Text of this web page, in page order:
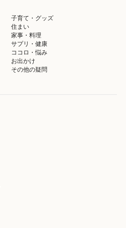
子育て・グッズ
住まい
家事・料理
サプリ・健康
ココロ・悩み
お出かけ
その他の疑問